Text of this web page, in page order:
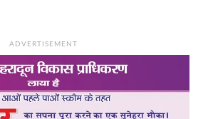
ADVERTISEMENT